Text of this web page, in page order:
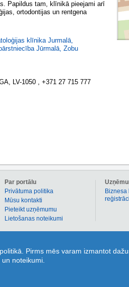
Pirms mēs varam izmantot
noteikumi.
Papildus tam, klīnikā pieejami arī
ortodontijas un rentgena
klīnika Jurmalā,
Jūrmalā, Zobu
LV-1050 , +371 27 715 777
Biznesa
Par portālu
Privātuma politika
Mūsu kontakti
Pieteikt uzņēmumu
Lietošanas noteikumi
uzņēmumiem. 1189.lv sadaļā kuponi ir
un kolektīvās ažiotāžās! Sadaļa „Jautājumi
zvanu centra 1189 ekspertiem! Sadaļa „Karte’
1189.lv ir tavs ikdienas sabiedrotais uzziņu